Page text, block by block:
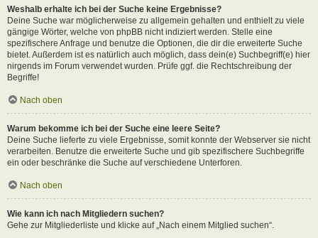
Weshalb erhalte ich bei der Suche keine Ergebnisse?
Deine Suche war möglicherweise zu allgemein gehalten und enthielt zu viele
gängige Wörter, welche von phpBB nicht indiziert werden. Stelle eine
spezifischere Anfrage und benutze die Optionen, die dir die erweiterte Suche
bietet. Außerdem ist es natürlich auch möglich, dass dein(e) Suchbegriff(e) hier
nirgends im Forum verwendet wurden. Prüfe ggf. die Rechtschreibung der
Begriffe!
Nach oben
Warum bekomme ich bei der Suche eine leere Seite?
Deine Suche lieferte zu viele Ergebnisse, somit konnte der Webserver sie nicht
verarbeiten. Benutze die erweiterte Suche und gib spezifischere Suchbegriffe
ein oder beschränke die Suche auf verschiedene Unterforen.
Nach oben
Wie kann ich nach Mitgliedern suchen?
Gehe zur Mitgliederliste und klicke auf „Nach einem Mitglied suchen“.